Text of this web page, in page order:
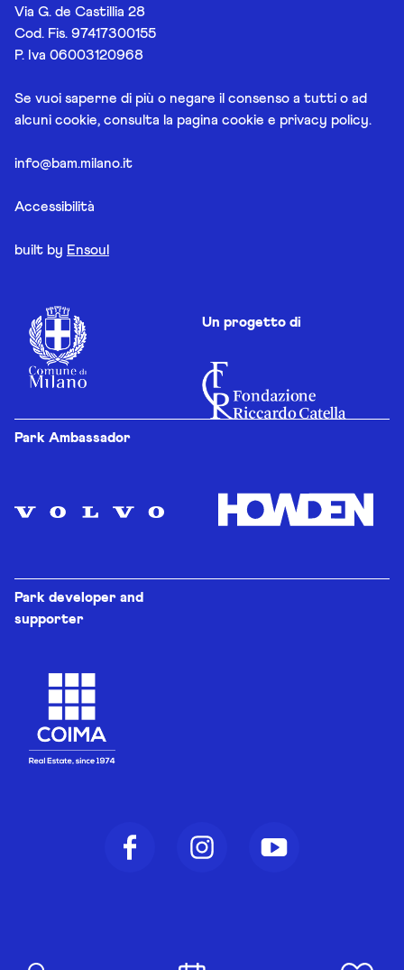
Via G. de Castillia 28
Cod. Fis. 97417300155
P. Iva 06003120968
Se vuoi saperne di più o negare il consenso a tutti o ad
alcuni cookie, consulta la pagina cookie e privacy policy.
info@bam.milano.it
Accessibilità
built by Ensoul
Un progetto di
Park Ambassador
Park developer and
supporter